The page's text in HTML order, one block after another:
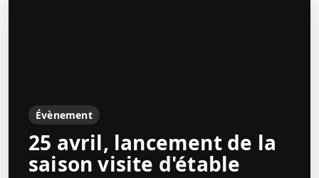
Évènement
25 avril, lancement de la
saison visite d'étable